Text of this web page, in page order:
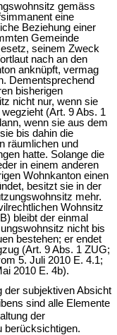
gemäss
eine
Beziehung einer
Gemeinde
seinem Zweck
nach an den
anknüpft, vermag
Dementsprechend
bisherigen
nicht nur, wenn sie
(Art. 9 Abs. 1
wenn sie aus dem
bis dahin die
räumlichen und
hatte. Solange die
in einem anderen
Wohnkanton einen
besitzt sie in der
mehr.
Wohnsitz
bleibt der einmal
nicht bis
bestehen; er endet
(Art. 9 Abs. 1 ZUG;
5. Juli 2010 E. 4.1;
2010 E. 4b).
der subjektiven Absicht
sind alle Elemente
der
berücksichtigen.